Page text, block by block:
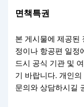
면책특권
본 게시물에 제공된
정이나 항공편 일정
드시 공식 기관 및
기 바랍니다. 개인
문의와 상담하시길